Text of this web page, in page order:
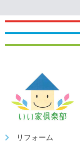
リフォーム